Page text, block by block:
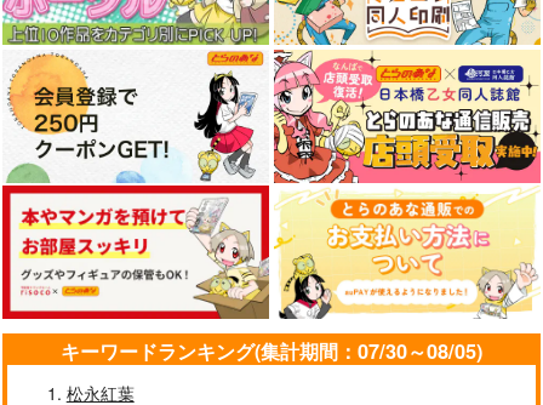
【有償特典】B2タペ
ストリー（うるし原智
志 画集 -
GLOSS & SHADOW-
）
フロンティアワークス
1,870円
サンプル
作品詳細
うるし原智志 画集 -
GLOSS & SHADOW-
フロンティアワークス
3,960円 （税込）
サンプル
作品詳細
コヨーテ 5
フロンティアワークス
968円（税込）
サンプル
作品詳細
キーワードランキング(集計期間：07/30～08/05)
松永紅葉